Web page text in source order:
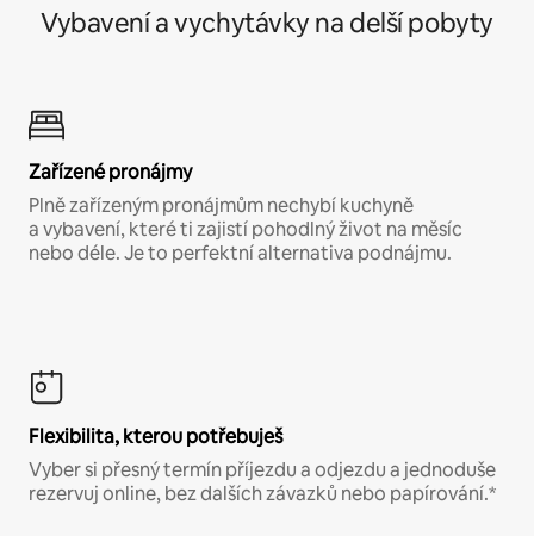
Vybavení a vychytávky na delší pobyty
Zařízené pronájmy
Plně zařízeným pronájmům nechybí kuchyně
a vybavení, které ti zajistí pohodlný život na měsíc
nebo déle. Je to perfektní alternativa podnájmu.
Flexibilita, kterou potřebuješ
Vyber si přesný termín příjezdu a odjezdu a jednoduše
rezervuj online, bez dalších závazků nebo papírování.*